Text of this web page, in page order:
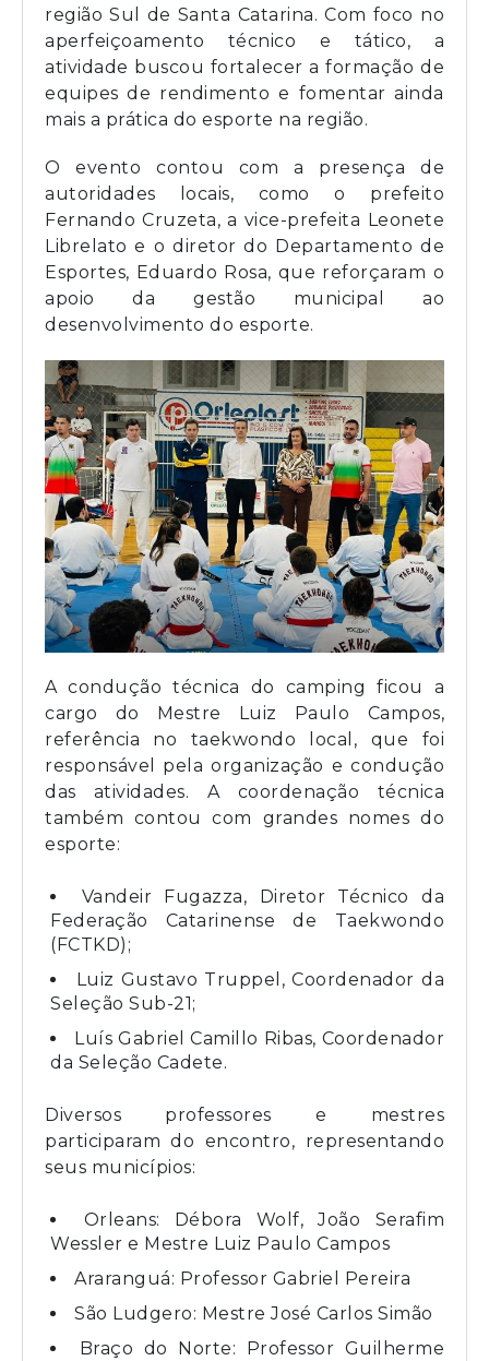
região Sul de Santa Catarina. Com foco no
aperfeiçoamento técnico e tático, a
atividade buscou fortalecer a formação de
equipes de rendimento e fomentar ainda
mais a prática do esporte na região.
O evento contou com a presença de
autoridades locais, como o prefeito
Fernando Cruzeta, a vice-prefeita Leonete
Librelato e o diretor do Departamento de
Esportes, Eduardo Rosa, que reforçaram o
apoio da gestão municipal ao
desenvolvimento do esporte.
A condução técnica do camping ficou a
cargo do Mestre Luiz Paulo Campos,
referência no taekwondo local, que foi
responsável pela organização e condução
das atividades. A coordenação técnica
também contou com grandes nomes do
esporte:
Vandeir Fugazza, Diretor Técnico da
Federação Catarinense de Taekwondo
(FCTKD);
Luiz Gustavo Truppel, Coordenador da
Seleção Sub-21;
Luís Gabriel Camillo Ribas, Coordenador
da Seleção Cadete.
Diversos professores e mestres
participaram do encontro, representando
seus municípios:
Orleans: Débora Wolf, João Serafim
Wessler e Mestre Luiz Paulo Campos
Araranguá: Professor Gabriel Pereira
São Ludgero: Mestre José Carlos Simão
Braço do Norte: Professor Guilherme